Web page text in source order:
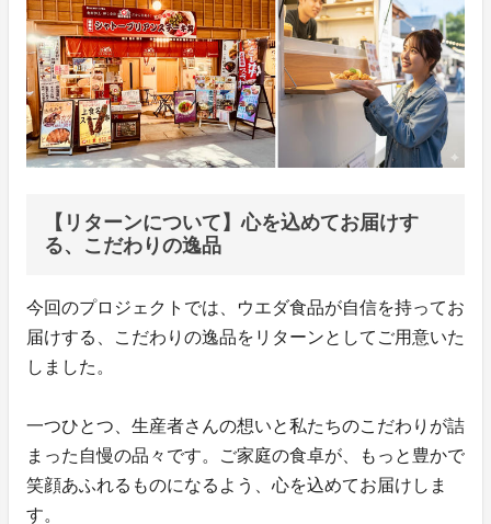
【リターンについて】心を込めてお届けす
る、こだわりの逸品
今回のプロジェクトでは、ウエダ食品が自信を持ってお
届けする、こだわりの逸品をリターンとしてご用意いた
しました。
一つひとつ、生産者さんの想いと私たちのこだわりが詰
まった自慢の品々です。ご家庭の食卓が、もっと豊かで
笑顔あふれるものになるよう、心を込めてお届けしま
す。